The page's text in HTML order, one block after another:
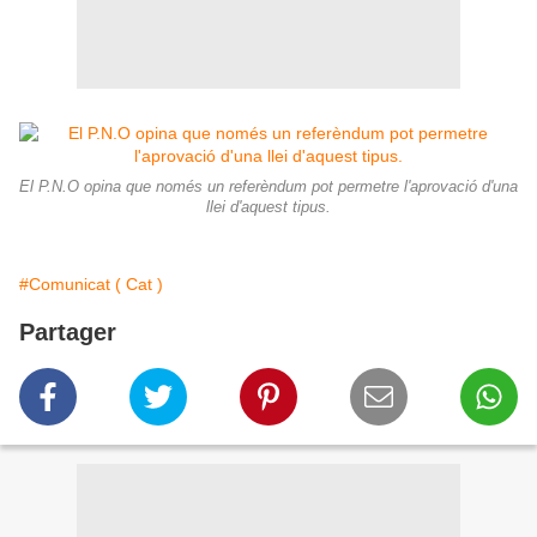
El P.N.O opina que només un referèndum pot permetre l'aprovació d'una
llei d'aquest tipus.
#Comunicat ( Cat )
Partager